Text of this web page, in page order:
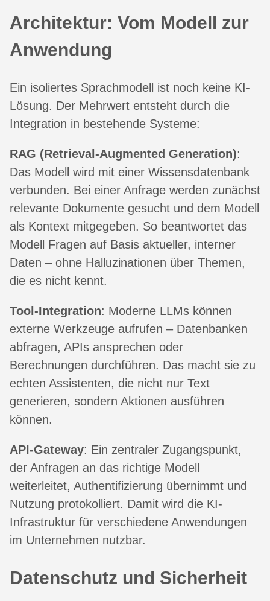
Architektur: Vom Modell zur
Anwendung
Ein isoliertes Sprachmodell ist noch keine KI-
Lösung. Der Mehrwert entsteht durch die
Integration in bestehende Systeme:
RAG (Retrieval-Augmented Generation):
Das Modell wird mit einer Wissensdatenbank
verbunden. Bei einer Anfrage werden zunächst
relevante Dokumente gesucht und dem Modell
als Kontext mitgegeben. So beantwortet das
Modell Fragen auf Basis aktueller, interner
Daten – ohne Halluzinationen über Themen,
die es nicht kennt.
Tool-Integration: Moderne LLMs können
externe Werkzeuge aufrufen – Datenbanken
abfragen, APIs ansprechen oder
Berechnungen durchführen. Das macht sie zu
echten Assistenten, die nicht nur Text
generieren, sondern Aktionen ausführen
können.
API-Gateway: Ein zentraler Zugangspunkt,
der Anfragen an das richtige Modell
weiterleitet, Authentifizierung übernimmt und
Nutzung protokolliert. Damit wird die KI-
Infrastruktur für verschiedene Anwendungen
im Unternehmen nutzbar.
Datenschutz und Sicherheit